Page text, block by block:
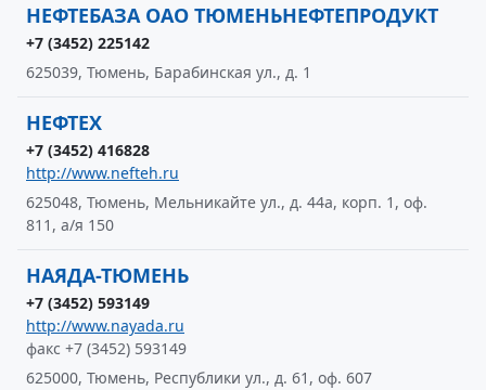
НЕФТЕБАЗА ОАО ТЮМЕНЬНЕФТЕПРОДУКТ
+7 (3452) 225142
625039, Тюмень, Барабинская ул., д. 1
НЕФТЕХ
+7 (3452) 416828
http://www.nefteh.ru
625048, Тюмень, Мельникайте ул., д. 44а, корп. 1, оф.
811, а/я 150
НАЯДА-ТЮМЕНЬ
+7 (3452) 593149
http://www.nayada.ru
факс +7 (3452) 593149
625000, Тюмень, Республики ул., д. 61, оф. 607